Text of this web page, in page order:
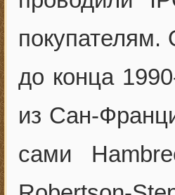
покупателям.
до конца
из Сан-
сами